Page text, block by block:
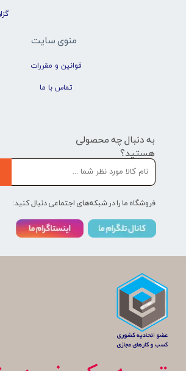
منوی سایت
قوانین و مقررات
تماس با ما
به دنبال چه محصولی
هستید؟
فروشگاه ما را در شبکه‌های اجتماعی دنبال کنید: